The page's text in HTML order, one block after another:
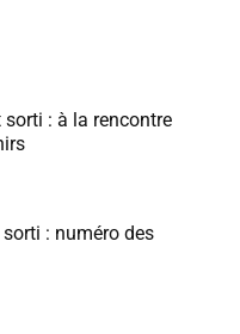
sorti : à la rencontre
: numéro des